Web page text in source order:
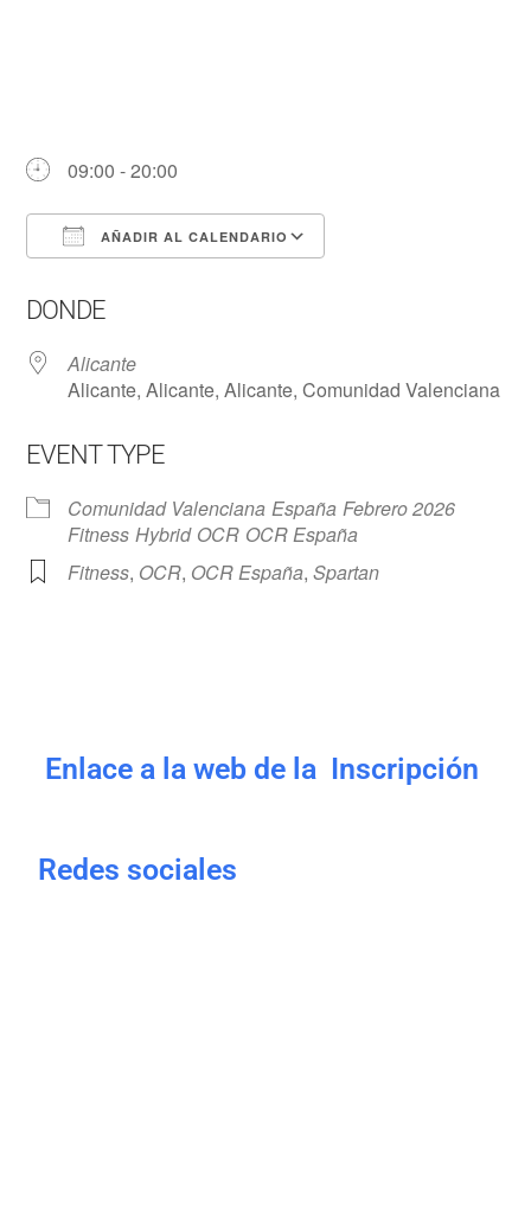
09:00 - 20:00
AÑADIR AL CALENDARIO
DONDE
Alicante
Alicante, Alicante, Alicante, Comunidad Valenciana
EVENT TYPE
Comunidad Valenciana España Febrero 2026
Fitness Hybrid OCR OCR España
Fitness, OCR, OCR España,Spartan
Enlace a la web de la Inscripción
Redes sociales